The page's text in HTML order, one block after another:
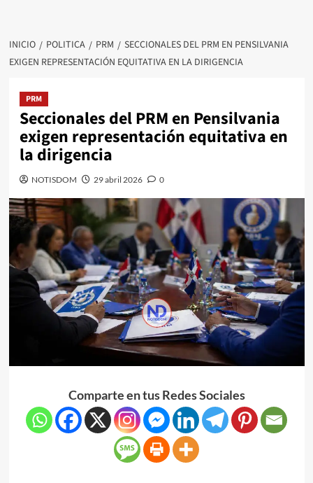
INICIO POLITICA PRM
SECCIONALES DEL PRM EN PENSILVANIA
EXIGEN REPRESENTACIÓN EQUITATIVA EN LA DIRIGENCIA
PRM
Seccionales del PRM en Pensilvania
exigen representación equitativa en
la dirigencia
NOTISDOM 29 abril 2026 0
Comparte en tus Redes Sociales